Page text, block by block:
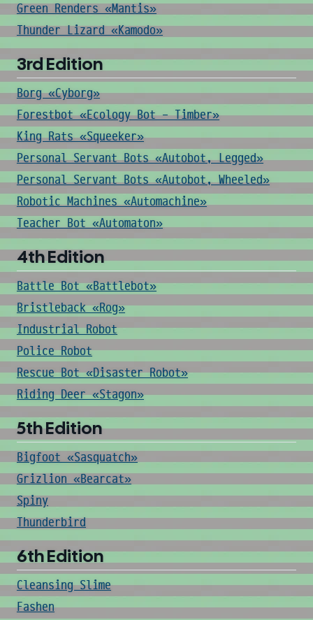
Green Renders «Mantis»
Thunder Lizard «Kamodo»
3rd Edition
Borg «Cyborg»
Forestbot «Ecology Bot - Timber»
King Rats «Squeeker»
Personal Servant Bots «Autobot, Legged»
Personal Servant Bots «Autobot, Wheeled»
Robotic Machines «Automachine»
Teacher Bot «Automaton»
4th Edition
Battle Bot «Battlebot»
Bristleback «Rog»
Industrial Robot
Police Robot
Rescue Bot «Disaster Robot»
Riding Deer «Stagon»
5th Edition
Bigfoot «Sasquatch»
Grizlion «Bearcat»
Spiny
Thunderbird
6th Edition
Cleansing Slime
Fashen